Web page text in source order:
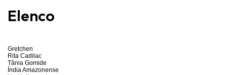
Elenco
Gretchen
Rita Cadilac
Tânia Gomide
Índia Amazonense